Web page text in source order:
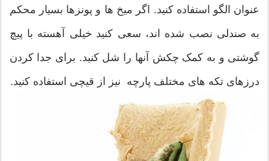
عنوان الگو استفاده کنید. اگر میخ ها و پونزها بسیار محکم
به صندلی نصب شده اند، سعی کنید خیلی آهسته با پیچ
گوشتی و به کمک چکش آنها را شل کنید. برای جدا کردن
درزهای تکه های مختلف پارچه نیز از قیچی استفاده کنید.